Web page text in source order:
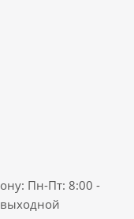
Пн-Пт: 8:00 -